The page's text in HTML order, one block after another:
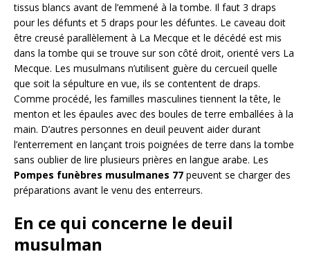
tissus blancs avant de l’emmené à la tombe. Il faut 3 draps
pour les défunts et 5 draps pour les défuntes. Le caveau doit
être creusé parallèlement à La Mecque et le décédé est mis
dans la tombe qui se trouve sur son côté droit, orienté vers La
Mecque. Les musulmans n’utilisent guère du cercueil quelle
que soit la sépulture en vue, ils se contentent de draps.
Comme procédé, les familles masculines tiennent la tête, le
menton et les épaules avec des boules de terre emballées à la
main. D’autres personnes en deuil peuvent aider durant
l’enterrement en lançant trois poignées de terre dans la tombe
sans oublier de lire plusieurs prières en langue arabe. Les
Pompes funèbres musulmanes 77 peuvent se charger des
préparations avant le venu des enterreurs.
En ce qui concerne le deuil
musulman